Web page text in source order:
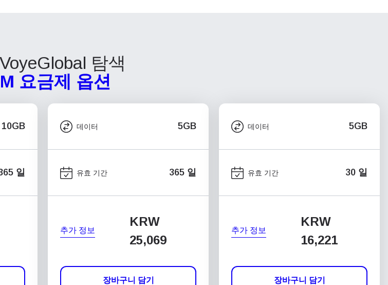
탐색
요금제 옵션
10GB
일
데이터 5GB
유효 기간 365 일
추가 정보
KRW
25,069
장바구니 담기
데이터 5GB
유효 기간 30 일
추가 정보
KRW
16,221
장바구니 담기